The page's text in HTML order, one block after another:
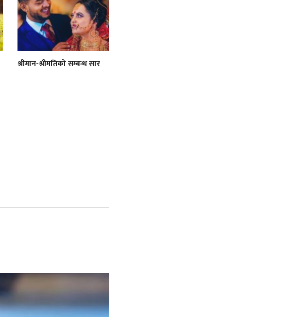
श्रीमान-श्रीमतिको सम्बन्ध सार